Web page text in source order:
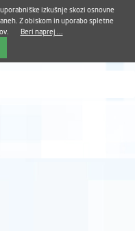
Iskalnik
izkušnje skozi osnovne
Z obiskom in uporabo spletne
Beri naprej ...